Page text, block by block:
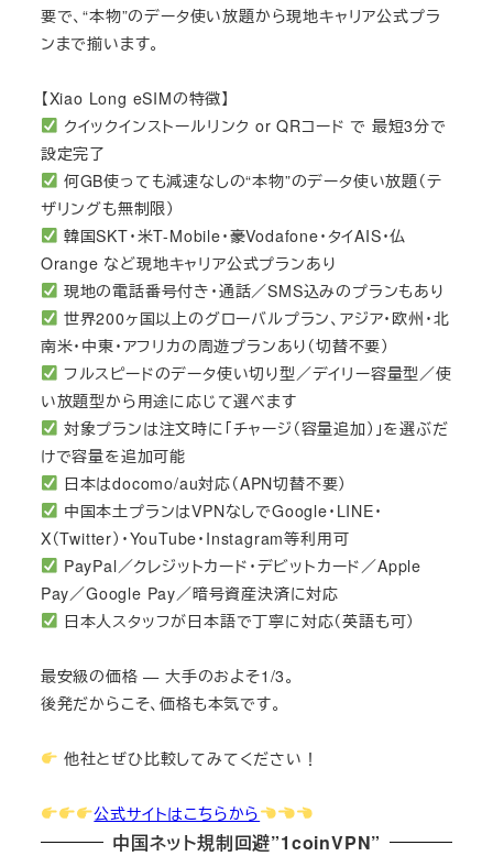
要で、“本物”のデータ使い放題から現地キャリア公式プラ
ンまで揃います。
【Xiao Long eSIMの特徴】
クイックインストールリンク or QRコード で 最短3分で
設定完了
何GB使っても減速なしの“本物”のデータ使い放題（テ
ザリングも無制限）
韓国SKT・米T-Mobile・豪Vodafone・タイAIS・仏
Orange など現地キャリア公式プランあり
現地の電話番号付き・通話／SMS込みのプランもあり
世界200ヶ国以上のグローバルプラン、アジア・欧州・北
南米・中東・アフリカの周遊プランあり（切替不要）
フルスピードのデータ使い切り型／デイリー容量型／使
い放題型から用途に応じて選べます
対象プランは注文時に「チャージ（容量追加）」を選ぶだ
けで容量を追加可能
日本はdocomo/au対応（APN切替不要）
中国本土プランはVPNなしでGoogle・LINE・
X（Twitter）・YouTube・Instagram等利用可
PayPal／クレジットカード・デビットカード／Apple
Pay／Google Pay／暗号資産決済に対応
日本人スタッフが日本語で丁寧に対応（英語も可）
最安級の価格 — 大手のおよそ1/3。
後発だからこそ、価格も本気です。
他社とぜひ比較してみてください！
公式サイトはこちらから
中国ネット規制回避”1coinVPN”